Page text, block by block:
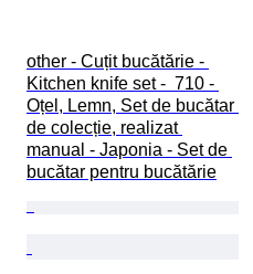
other - Cuțit bucătărie -
Kitchen knife set -  710 -
Oțel, Lemn, Set de bucătar
de colecție, realizat
manual - Japonia - Set de
bucătar pentru bucătărie